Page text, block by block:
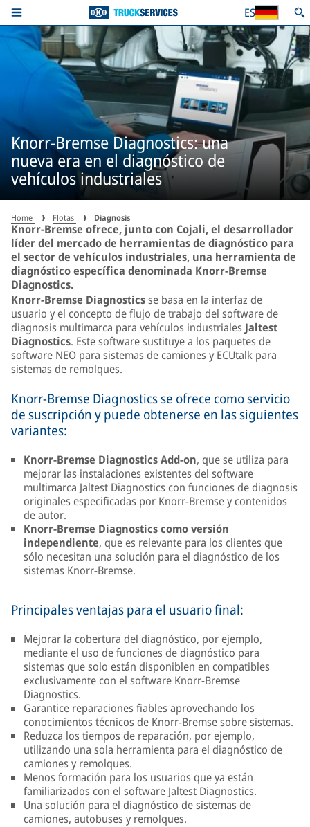
ES
Knorr-Bremse Diagnostics: una
nueva era en el diagnóstico de
vehículos industriales
Home Flotas Diagnosis
Knorr-Bremse ofrece, junto con Cojali, el desarrollador
líder del mercado de herramientas de diagnóstico para
el sector de vehículos industriales, una herramienta de
diagnóstico específica denominada Knorr-Bremse
Diagnostics.
Knorr-Bremse Diagnosticsse basa en la interfaz de
usuario y el concepto de flujo de trabajo del software de
diagnosis multimarca para vehículos industriales Jaltest
Diagnostics. Este software sustituye a los paquetes de
software NEO para sistemas de camiones y ECUtalk para
sistemas de remolques.
Knorr-Bremse Diagnostics se ofrece como servicio
de suscripción y puede obtenerse en las siguientes
variantes:
Knorr-Bremse Diagnostics Add-on, que se utiliza para
mejorar las instalaciones existentes del software
multimarca Jaltest Diagnostics con funciones de diagnosis
originales especificadas por Knorr-Bremse y contenidos
de autor.
Knorr-Bremse Diagnostics como versión
independiente, que es relevante para los clientes que
sólo necesitan una solución para el diagnóstico de los
sistemas Knorr-Bremse.
Principales ventajas para el usuario final:
Mejorar la cobertura del diagnóstico, por ejemplo,
mediante el uso de funciones de diagnóstico para
sistemas que solo están disponiblen en compatibles
exclusivamente con el software Knorr-Bremse
Diagnostics.
Garantice reparaciones fiables aprovechando los
conocimientos técnicos de Knorr-Bremse sobre sistemas.
Reduzca los tiempos de reparación, por ejemplo,
utilizando una sola herramienta para el diagnóstico de
camiones y remolques.
Menos formación para los usuarios que ya están
familiarizados con el software Jaltest Diagnostics.
Una solución para el diagnóstico de sistemas de
camiones, autobuses y remolques.